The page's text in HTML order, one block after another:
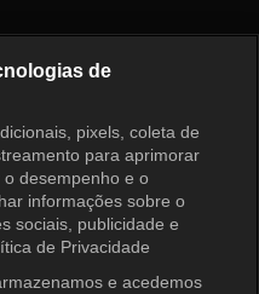
de
pixels, coleta de
para aprimorar
desempenho e o
informações sobre o
sociais, publicidade e
de Privacidade
e acedemos